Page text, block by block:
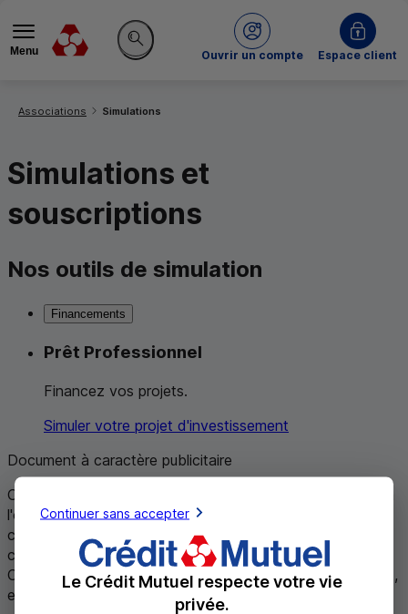
Menu
Rechercher sur le site
Ouvrir un compte
du Crédit MutuelEspace client
Associations Simulations
Simulations et
souscriptions
Nos outils de simulation
Financements
Prêt Professionnel
Financez vos projets.
Simuler votre projet d'investissement
Document à caractère publicitaire
Offre disponible en Caisses de Crédit Mutuel participant à
l'opération ou proposant le service/le produit. Des
conditions spécifiques peuvent être prévues dans
certaines Caisses. Voir les conditions détaillées de votre
Caisse ou auprès de laquelle vous souhaitez devenir client,
en indiquant son code postal
Continuer sans accepter
Le Crédit Mutuel respecte votre vie
privée.